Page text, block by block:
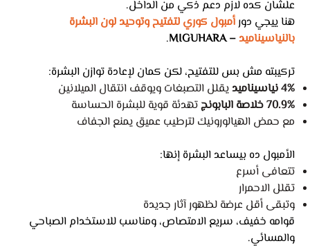
علشان كده لازم دعم ذكي من الداخل.
هنا ييجي دورأمبول كوري لتفتيح وتوحيد لون البشرة
بالنياسيناميد – MIGUHARA
.
تركيبته مش بس للتفتيح، لكن كمان لإعادة توازن البشرة:
4% نياسيناميد
يقلل التصبغات ويوقف انتقال الميلانين
70.9% خلاصة البابونج
تهدئة قوية للبشرة الحساسة
مع حمض الهيالورونيك لترطيب عميق يمنع الجفاف
الأمبول ده بيساعد البشرة إنها:
تتعافى أسرع
تقلل الاحمرار
وتبقى أقل عرضة لظهور آثار جديدة
قوامه خفيف، سريع الامتصاص، ومناسب للاستخدام الصباحي
والمسائي.